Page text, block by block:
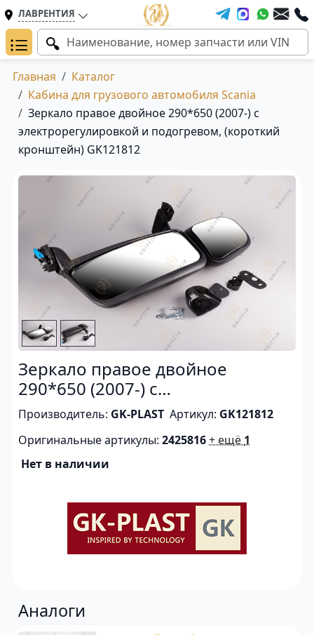
ЛАВРЕНТИЯ
Главная
Каталог
Кабина для грузового автомобиля Scania
Зеркало правое двойное 290*650 (2007-) с
электрорегулировкой и подогревом, (короткий
кронштейн) GK121812
Зеркало правое двойное
290*650 (2007-) с
электрорегулировкой и
подогревом, (короткий
кронштейн)
Производитель: GK-PLAST Артикул: GK121812
Оригинальные артикулы: 2425816+ ещё 1
Нет в наличии
Аналоги